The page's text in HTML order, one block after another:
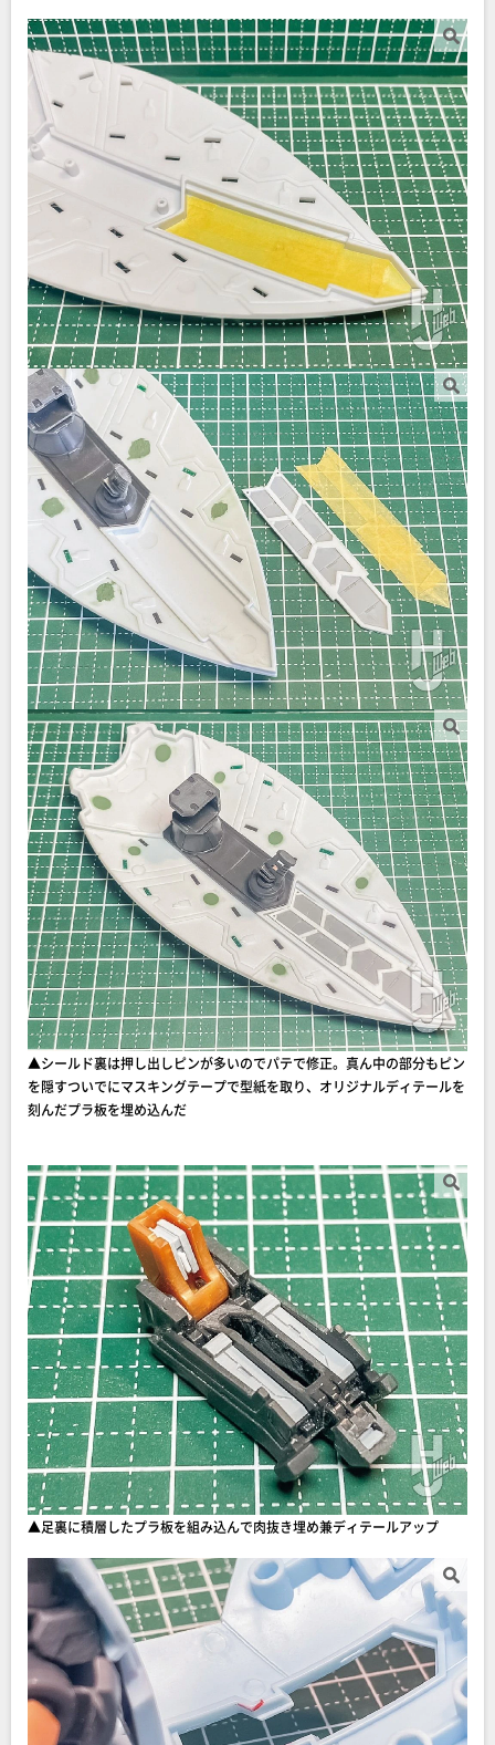
▲シールド裏は押し出しピンが多いのでパテで修正。真ん中の部分もピン
を隠すついでにマスキングテープで型紙を取り、オリジナルディテールを
刻んだプラ板を埋め込んだ
▲足裏に積層したプラ板を組み込んで肉抜き埋め兼ディテールアップ